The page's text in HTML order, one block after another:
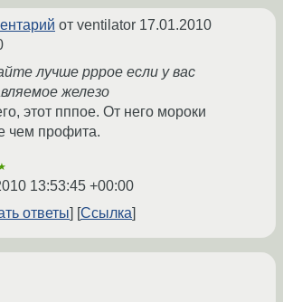
от ventilator 17.01.2010
лучше pppoe если у вас
железо
этот пппое. От него мороки
чем профита.
13:53:45 +00:00
ответы
Ссылка